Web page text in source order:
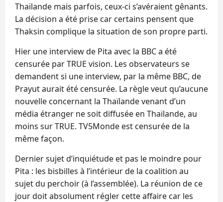
Thaïlande mais parfois, ceux-ci s’avéraient gênants.
La décision a été prise car certains pensent que
Thaksin complique la situation de son propre parti.
Hier une interview de Pita avec la BBC a été
censurée par TRUE vision. Les observateurs se
demandent si une interview, par la même BBC, de
Prayut aurait été censurée. La règle veut qu’aucune
nouvelle concernant la Thaïlande venant d’un
média étranger ne soit diffusée en Thaïlande, au
moins sur TRUE. TV5Monde est censurée de la
même façon.
Dernier sujet d’inquiétude et pas le moindre pour
Pita : les bisbilles à l’intérieur de la coalition au
sujet du perchoir (à l’assemblée). La réunion de ce
jour doit absolument régler cette affaire car les